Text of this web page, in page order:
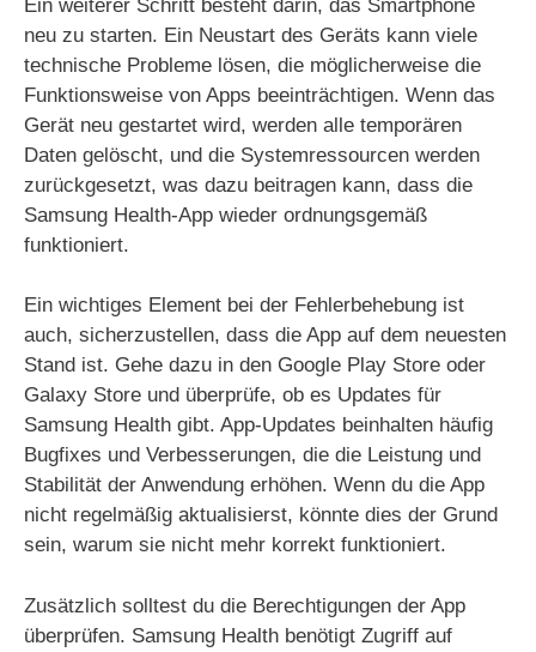
Ein weiterer Schritt besteht darin, das Smartphone
neu zu starten. Ein Neustart des Geräts kann viele
technische Probleme lösen, die möglicherweise die
Funktionsweise von Apps beeinträchtigen. Wenn das
Gerät neu gestartet wird, werden alle temporären
Daten gelöscht, und die Systemressourcen werden
zurückgesetzt, was dazu beitragen kann, dass die
Samsung Health-App wieder ordnungsgemäß
funktioniert.
Ein wichtiges Element bei der Fehlerbehebung ist
auch, sicherzustellen, dass die App auf dem neuesten
Stand ist. Gehe dazu in den Google Play Store oder
Galaxy Store und überprüfe, ob es Updates für
Samsung Health gibt. App-Updates beinhalten häufig
Bugfixes und Verbesserungen, die die Leistung und
Stabilität der Anwendung erhöhen. Wenn du die App
nicht regelmäßig aktualisierst, könnte dies der Grund
sein, warum sie nicht mehr korrekt funktioniert.
Zusätzlich solltest du die Berechtigungen der App
überprüfen. Samsung Health benötigt Zugriff auf